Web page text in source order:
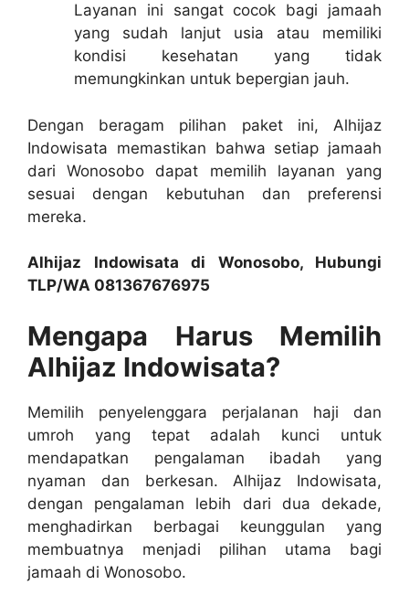
Layanan ini sangat cocok bagi jamaah
yang sudah lanjut usia atau memiliki
kondisi kesehatan yang tidak
memungkinkan untuk bepergian jauh.
Dengan beragam pilihan paket ini, Alhijaz
Indowisata memastikan bahwa setiap jamaah
dari Wonosobo dapat memilih layanan yang
sesuai dengan kebutuhan dan preferensi
mereka.
Alhijaz Indowisata di Wonosobo, Hubungi
TLP/WA 081367676975
Mengapa Harus Memilih
Alhijaz Indowisata?
Memilih penyelenggara perjalanan haji dan
umroh yang tepat adalah kunci untuk
mendapatkan pengalaman ibadah yang
nyaman dan berkesan. Alhijaz Indowisata,
dengan pengalaman lebih dari dua dekade,
menghadirkan berbagai keunggulan yang
membuatnya menjadi pilihan utama bagi
jamaah di Wonosobo.